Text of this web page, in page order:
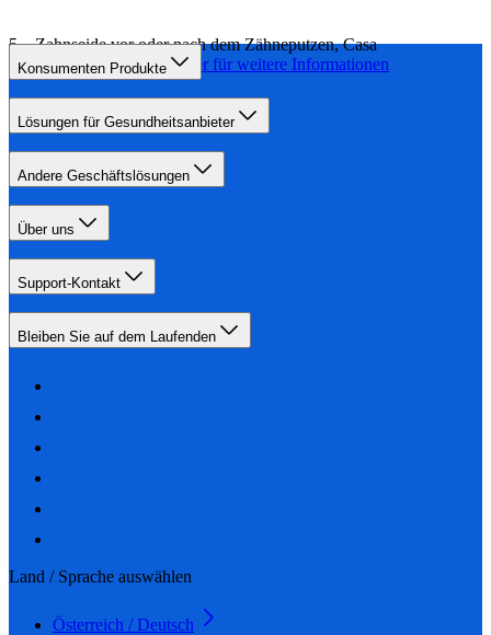
Zahnseide vor oder nach dem Zähneputzen, Casa
Dentalis Klicken Sie hier für weitere Informationen
Konsumenten Produkte
Lösungen für Gesundheitsanbieter
Andere Geschäftslösungen
Über uns
Support-Kontakt
Bleiben Sie auf dem Laufenden
Land / Sprache auswählen
Österreich / Deutsch